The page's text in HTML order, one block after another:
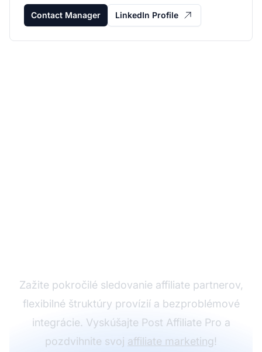
Contact Manager LinkedIn Profile
Zažite pokročilé sledovanie affiliate partnerov,
flexibilné štruktúry provízií a bezproblémové
integrácie. Vyskúšajte Post Affiliate Pro a
pozdvihnite svoj affiliate marketing!